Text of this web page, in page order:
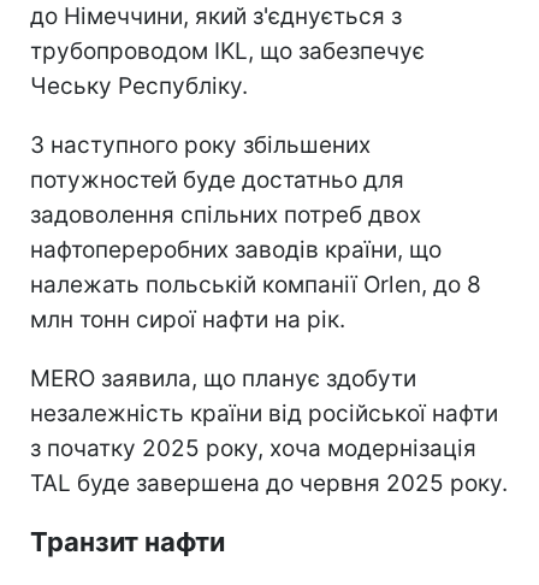
до Німеччини, який з'єднується з
трубопроводом IKL, що забезпечує
Чеську Республіку.
З наступного року збільшених
потужностей буде достатньо для
задоволення спільних потреб двох
нафтопереробних заводів країни, що
належать польській компанії Orlen, до 8
млн тонн сирої нафти на рік.
MERO заявила, що планує здобути
незалежність країни від російської нафти
з початку 2025 року, хоча модернізація
TAL буде завершена до червня 2025 року.
Транзит нафти